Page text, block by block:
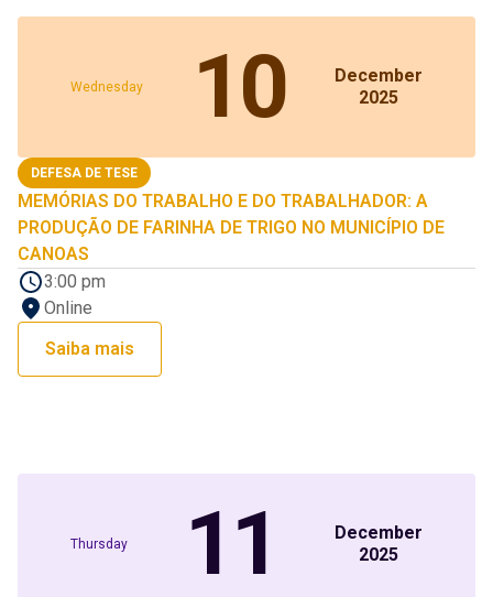
Wednesday 10
December
2025
DEFESA DE TESE
MEMÓRIAS DO TRABALHO E DO TRABALHADOR: A
PRODUÇÃO DE FARINHA DE TRIGO NO MUNICÍPIO DE
CANOAS
3:00 pm
Online
Saiba mais
Thursday 11
December
2025